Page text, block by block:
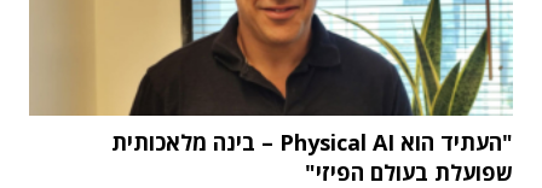
"העתיד הוא Physical AI – בינה מלאכותית
שפועלת בעולם הפיזי"